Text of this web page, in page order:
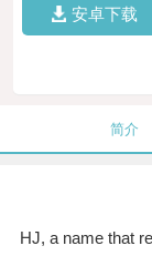
安卓下载
简介
HJ, a name that